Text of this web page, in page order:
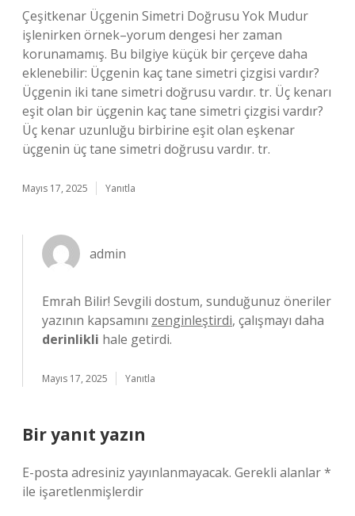
Çeşitkenar Üçgenin Simetri Doğrusu Yok Mudur
işlenirken örnek–yorum dengesi her zaman
korunamamış. Bu bilgiye küçük bir çerçeve daha
eklenebilir: Üçgenin kaç tane simetri çizgisi vardır?
Üçgenin iki tane simetri doğrusu vardır. tr. Üç kenarı
eşit olan bir üçgenin kaç tane simetri çizgisi vardır?
Üç kenar uzunluğu birbirine eşit olan eşkenar
üçgenin üç tane simetri doğrusu vardır. tr.
Mayıs 17, 2025 Yanıtla
admin
Emrah Bilir! Sevgili dostum, sunduğunuz öneriler
yazının kapsamını zenginleştirdi, çalışmayı daha
derinlikli hale getirdi.
Mayıs 17, 2025 Yanıtla
Bir yanıt yazın
E-posta adresiniz yayınlanmayacak. Gerekli alanlar*
ile işaretlenmişlerdir